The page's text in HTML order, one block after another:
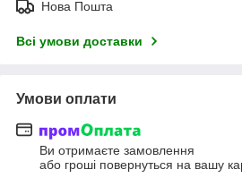
Нова Пошта
Всі умови доставки
Умови оплати
Ви отримаєте замовлення
або гроші повернуться на вашу